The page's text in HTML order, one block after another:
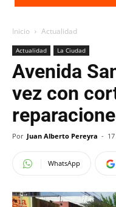
Inicio Actualidad
Actualidad La Ciudad
Avenida
vez con
Por Juan Alberto Pereyra -
WhatsApp